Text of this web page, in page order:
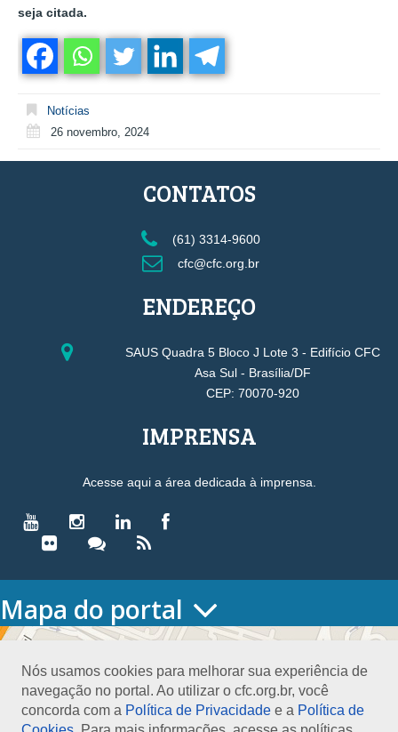
seja citada.
Notícias
26 novembro, 2024
Nós usamos cookies para melhorar sua experiência de
navegação no portal. Ao utilizar o cfc.org.br, você
concorda com a Política de Privacidade e a Política de
CONTATOS
(61) 3314-9600
cfc@cfc.org.br
ENDEREÇO
SAUS Quadra 5 Bloco J Lote 3 - Edifício CFC
Asa Sul - Brasília/DF
CEP: 70070-920
IMPRENSA
Acesse aqui a área dedicada à imprensa.
Mapa do portal
HOME
Conselho Diretor
Nossa Sede
Planejamento